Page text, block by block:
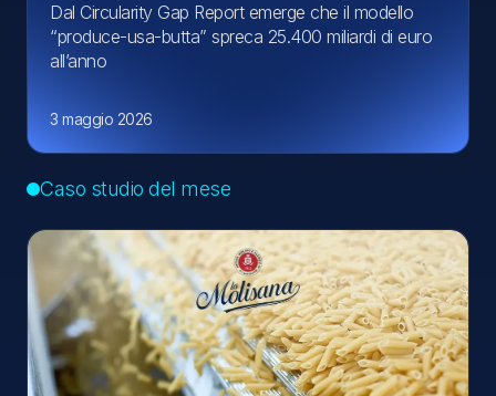
Dal Circularity Gap Report emerge che il modello
“produce-usa-butta” spreca 25.400 miliardi di euro
all’anno
3 maggio 2026
Caso studio del mese